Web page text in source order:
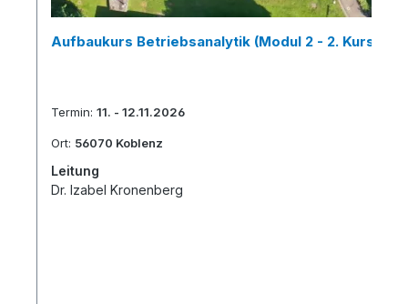
Aufbaukurs Betriebsanalytik (Modul 2 - 2. Kurs)
Termin: 11. - 12.11.2026
Ort: 56070 Koblenz
Leitung
Dr. Izabel Kronenberg